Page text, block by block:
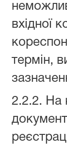
вхідної
термін,
2.2.2. На